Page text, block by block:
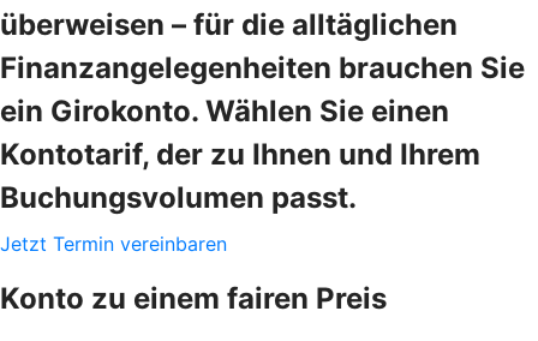
überweisen – für die alltäglichen
Finanzangelegenheiten brauchen Sie
ein Girokonto. Wählen Sie einen
Kontotarif, der zu Ihnen und Ihrem
Buchungsvolumen passt.
Jetzt Termin vereinbaren
Konto zu einem fairen Preis